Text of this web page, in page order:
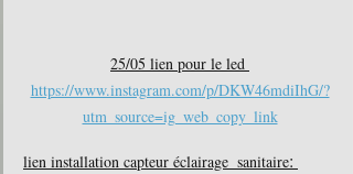
25/05 lien pour le led
https://www.instagram.com/p/DKW46mdiIhG/?
utm_source=ig_web_copy_link
lien installation capteur éclairage  sanitaire: